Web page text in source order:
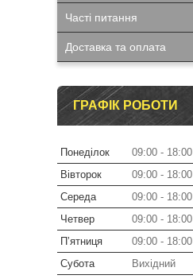
Часті питання
Доставка та оплата
ГРАФІК РОБОТИ
Понеділок 09:00
18:00
Вівторок
09:00
18:00
Середа
09:00
18:00
Четвер
09:00
18:00
Пʼятниця
09:00
18:00
Субота
Вихідний